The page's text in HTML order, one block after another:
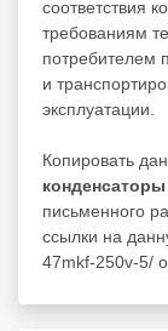
соответствия
требованиям
потребителем
и
эксплуатации.
Копировать
письменного
ссылки на
47mkf-250v-5/